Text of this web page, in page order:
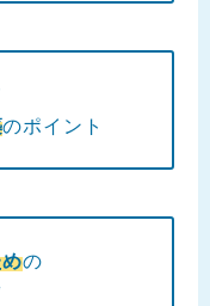
のポイント
の